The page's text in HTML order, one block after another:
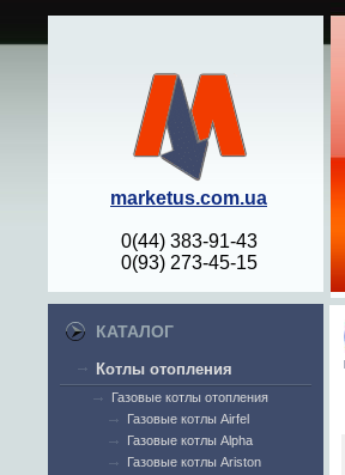
marketus.com.ua
0(44) 383-91-43
0(93) 273-45-15
КАТАЛОГ
Котлы отопления
Газовые котлы отопления
Газовые котлы Airfel
Газовые котлы Alpha
Газовые котлы Ariston